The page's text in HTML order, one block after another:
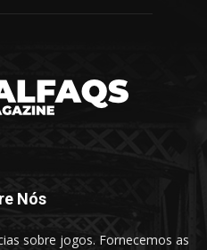
Nós
sobre jogos. Fornecemos as